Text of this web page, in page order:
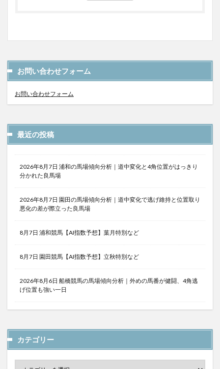
お問い合わせフォーム
お問い合わせフォーム
最近の投稿
2026年8月7日 浦和の馬場傾向分析｜道中変化と4角位置がはっきり
分かれた良馬場
2026年8月7日 園田の馬場傾向分析｜道中変化で逃げ維持と位置取り
悪化の差が際立った良馬場
8月7日 浦和競馬【AI指数予想】葉月特別など
8月7日 園田競馬【AI指数予想】立秋特別など
2026年8月6日 船橋競馬の馬場傾向分析｜外めの馬番が健闘、4角逃
げ位置も強い一日
カテゴリー